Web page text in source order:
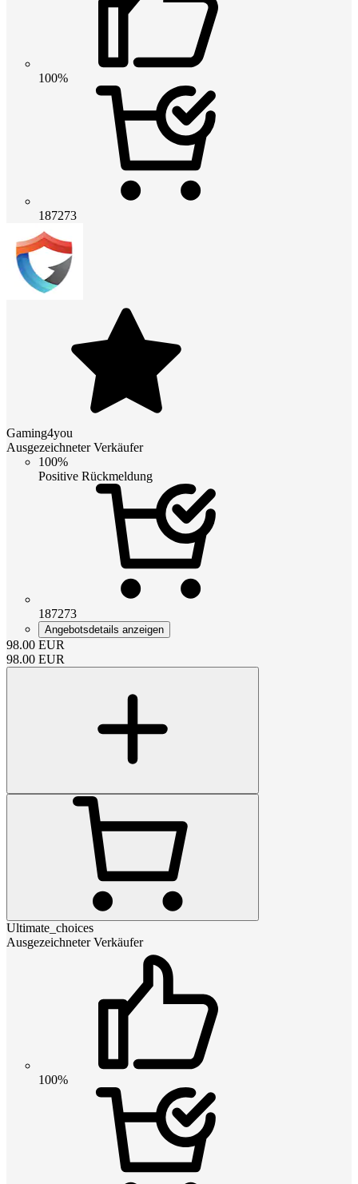
100%
187273
Gaming4you
Ausgezeichneter Verkäufer
100%
Positive Rückmeldung
187273
Angebotsdetails anzeigen
98.00 EUR
98.00 EUR
Ultimate_choices
Ausgezeichneter Verkäufer
100%